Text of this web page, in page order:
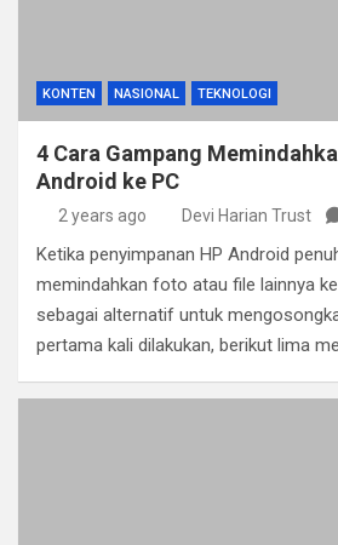
KONTEN NASIONAL TEKNOLOGI
4 Cara Gampang
Android ke PC
2 years ago Devi Harian Trust
Ketika penyimpanan HP Android
memindahkan foto atau file lainnya
sebagai alternatif untuk
pertama kali dilakukan, berikut lima